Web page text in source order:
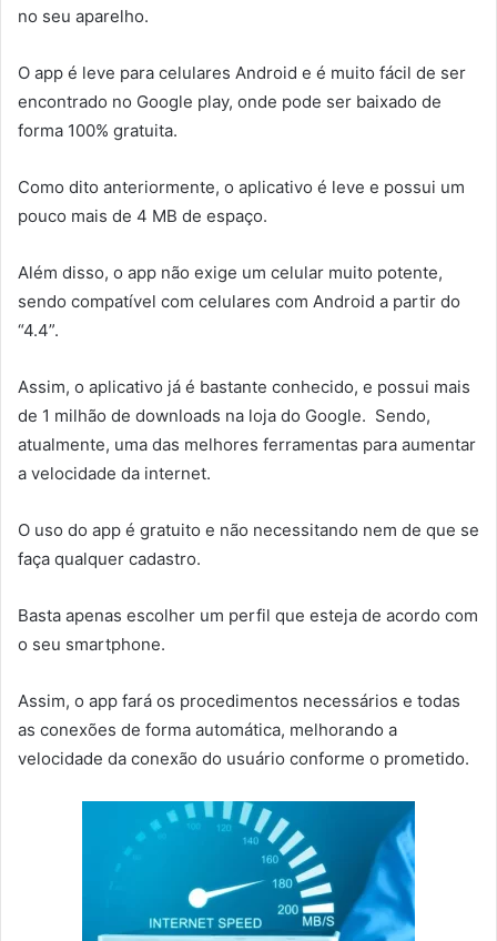
no seu aparelho.
O app é leve para celulares Android e é muito fácil de ser
encontrado no Google play, onde pode ser baixado de
forma 100% gratuita.
Como dito anteriormente, o aplicativo é leve e possui um
pouco mais de 4 MB de espaço.
Além disso, o app não exige um celular muito potente,
sendo compatível com celulares com Android a partir do
“4.4”.
Assim, o aplicativo já é bastante conhecido, e possui mais
de 1 milhão de downloads na loja do Google. Sendo,
atualmente, uma das melhores ferramentas para aumentar
a velocidade da internet.
O uso do app é gratuito e não necessitando nem de que se
faça qualquer cadastro.
Basta apenas escolher um perfil que esteja de acordo com
o seu smartphone.
Assim, o app fará os procedimentos necessários e todas
as conexões de forma automática, melhorando a
velocidade da conexão do usuário conforme o prometido.